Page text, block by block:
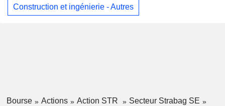
Construction et ingénierie - Autres
Bourse Actions Action STR
Secteur Strabag SE